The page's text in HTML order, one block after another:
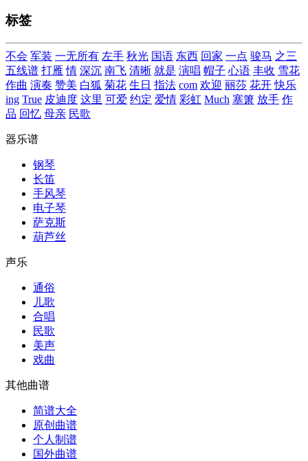
标签
不会 军装 一无所有 左手 秋光 国语 东西 回家 一点 骏马 之三
五线谱 打雁 情 深沉 南飞 清晰 就是 演唱 帽子 心语 丰收 雪花
作曲 演奏 赞美 白狐 菊花 生日 指法 com 欢迎 丽莎 花开 快乐
ing True 皮迪度 这里 可爱 约定 爱情 彩虹 Much 塞箫 放手 作
品 回忆 母亲 民歌
器乐谱
钢琴
长笛
手风琴
电子琴
萨克斯
葫芦丝
声乐
通俗
儿歌
合唱
民歌
美声
戏曲
其他曲谱
简谱大全
原创曲谱
个人制谱
国外曲谱